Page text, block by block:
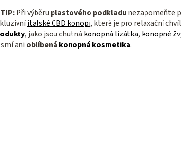
TIP:Při výběru plastového podkladu nezapomeňte
italské CBD konopí, které je pro relaxační
, jako jsou chutná konopná lízátka, konopné
ani oblíbená konopná kosmetika.